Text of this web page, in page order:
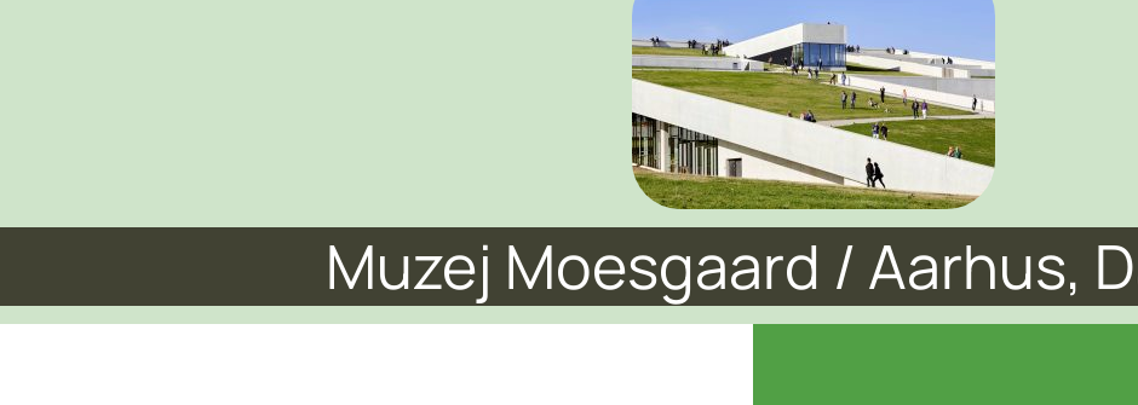
Muzej Moesgaard / Aarhus,